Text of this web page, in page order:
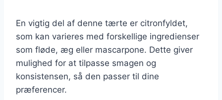
En vigtig del af denne tærte er citronfyldet,
som kan varieres med forskellige ingredienser
som fløde, æg eller mascarpone. Dette giver
mulighed for at tilpasse smagen og
konsistensen, så den passer til dine
præferencer.